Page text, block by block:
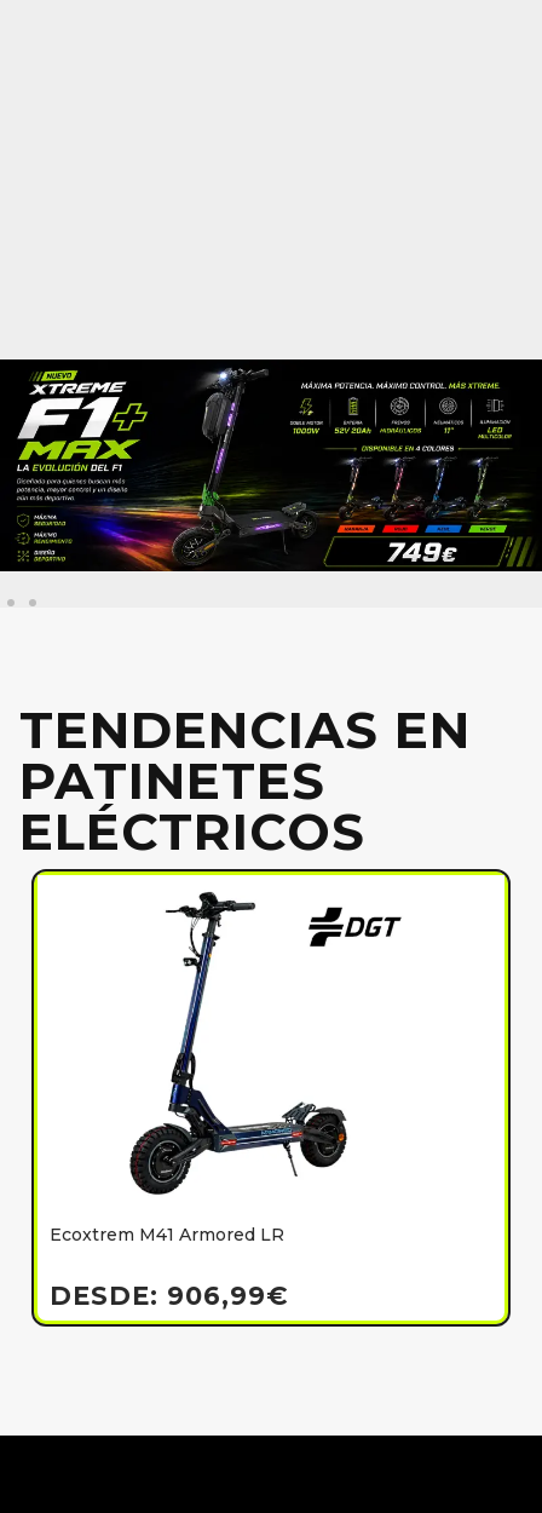
TENDENCIAS EN
PATINETES
ELÉCTRICOS
Ecoxtrem M41 Armored LR
DESDE: 906,99€